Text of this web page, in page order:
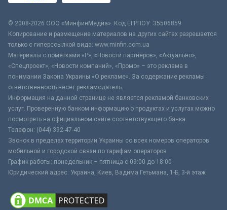
© 2008-2026 ООО «МинфинМедиа». Код ЕГРПОУ: 35506859
Копирование и размещение материалов на других сайтах разрешается
только с гиперссылкой вида: www.minfin.com.ua
Материалы с пометками «Р», «Новости партнёров», «Актуально»,
«Спецпроект», «Новости компаний», «Промо» – это реклама в
понимании Закона Украины «О рекламе». За содержание рекламы
ответственность несёт рекламодатель.
Информация на данной странице не является рекламой банковских
услуг. Проверенную банком информацию о продуктах и услугах можно
посмотреть на официальном сайте соответствующего банка.
Телефон: (044) 392-47-40
Звонок в пределах территории Украины со всех номеров операторов
мобильной и городской связи по тарифам операторов
График работы: понедельник – пятница с 09:00 до 18:00
Юридический адрес: Украина, Киев, Вадима Гетьмана, 1-Б, 3-й этаж